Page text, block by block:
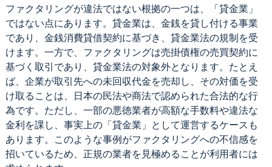
ファクタリングが違法ではない根拠の一つは、「貸金業」
ではない点にあります。貸金業は、金銭を貸し付ける事業
であり、金銭消費貸借契約に基づき、貸金業法の規制を受
けます。一方で、ファクタリングは売掛債権の売買契約に
基づく取引であり、貸金業法の対象外となります。たとえ
ば、企業が取引先への未回収代金を売却し、その対価を受
け取ることは、日本の民法や商法で認められた合法的な行
為です。ただし、一部の悪徳業者が高額な手数料や違法な
金利を課し、事実上の「貸金業」として運営するケースも
あります。このような事例がファクタリングへの不信感を
招いているため、正規の業者を見極めることが利用者には